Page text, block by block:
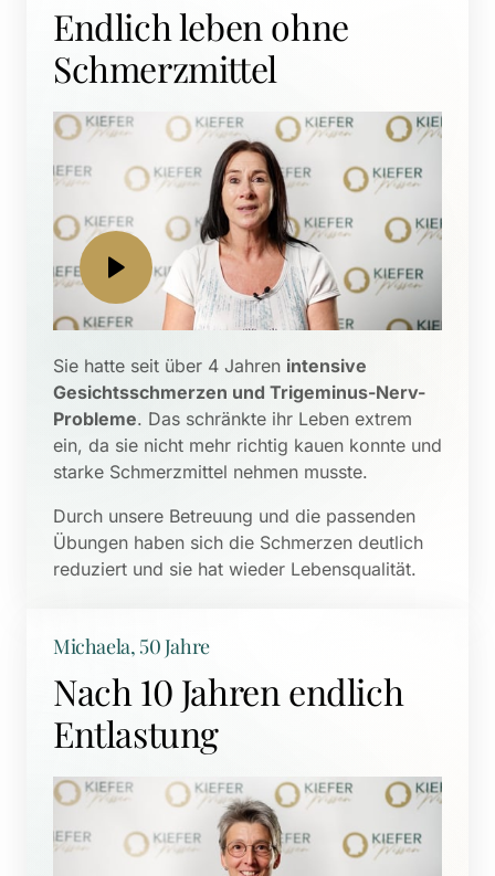
Endlich leben ohne
Schmerzmittel
Sie hatte seit über 4 Jahren intensive
Gesichtsschmerzen und Trigeminus-Nerv-
Probleme. Das schränkte ihr Leben extrem
ein, da sie nicht mehr richtig kauen konnte und
starke Schmerzmittel nehmen musste.
Durch unsere Betreuung und die passenden
Übungen haben sich die Schmerzen deutlich
reduziert und sie hat wieder Lebensqualität.
Michaela, 50 Jahre
Nach 10 Jahren endlich
Entlastung